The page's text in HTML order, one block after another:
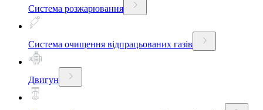
Система розжарювання
Система очищення відпрацьованих газів
Двигун